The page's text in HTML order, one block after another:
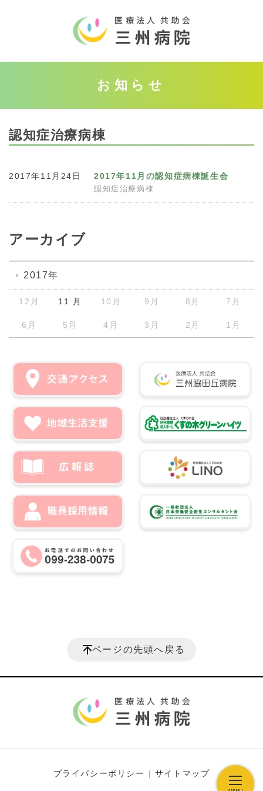
お知らせ
認知症治療病棟
2017年11月の認知症病棟誕生会
2017年11月24日
認知症治療病棟
アーカイブ
2017年
12月 11 月 10月 9月 8月 7月
6月 5月 4月 3月 2月 1月
ページの先頭へ戻る
プライバシーポリシー サイトマップ